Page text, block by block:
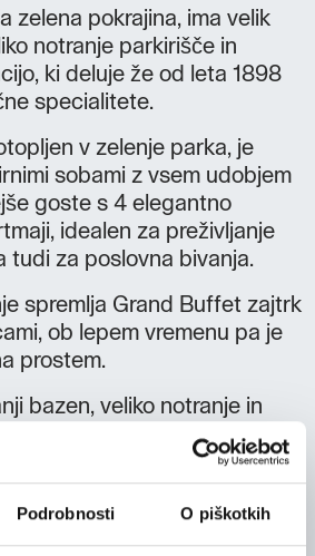
Podrobnosti O piškotkih
zelena pokrajina, ima velik
notranje parkirišče in
ki deluje že od leta 1898
specialitete.
v zelenje parka, je
sobami z vsem udobjem
goste s 4 elegantno
idealen za preživljanje
tudi za poslovna bivanja.
spremlja Grand Buffet zajtrk
ob lepem vremenu pa je
prostem.
bazen, veliko notranje in
brezplačen brezžični
v vsaki sobi.
z video in velikim